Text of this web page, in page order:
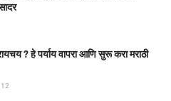
? हे पर्याय वापरा आणि सुरू करा मराठी